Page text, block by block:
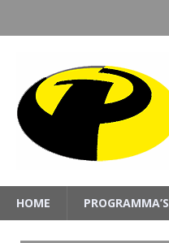
HOME PROGRAMMA’S